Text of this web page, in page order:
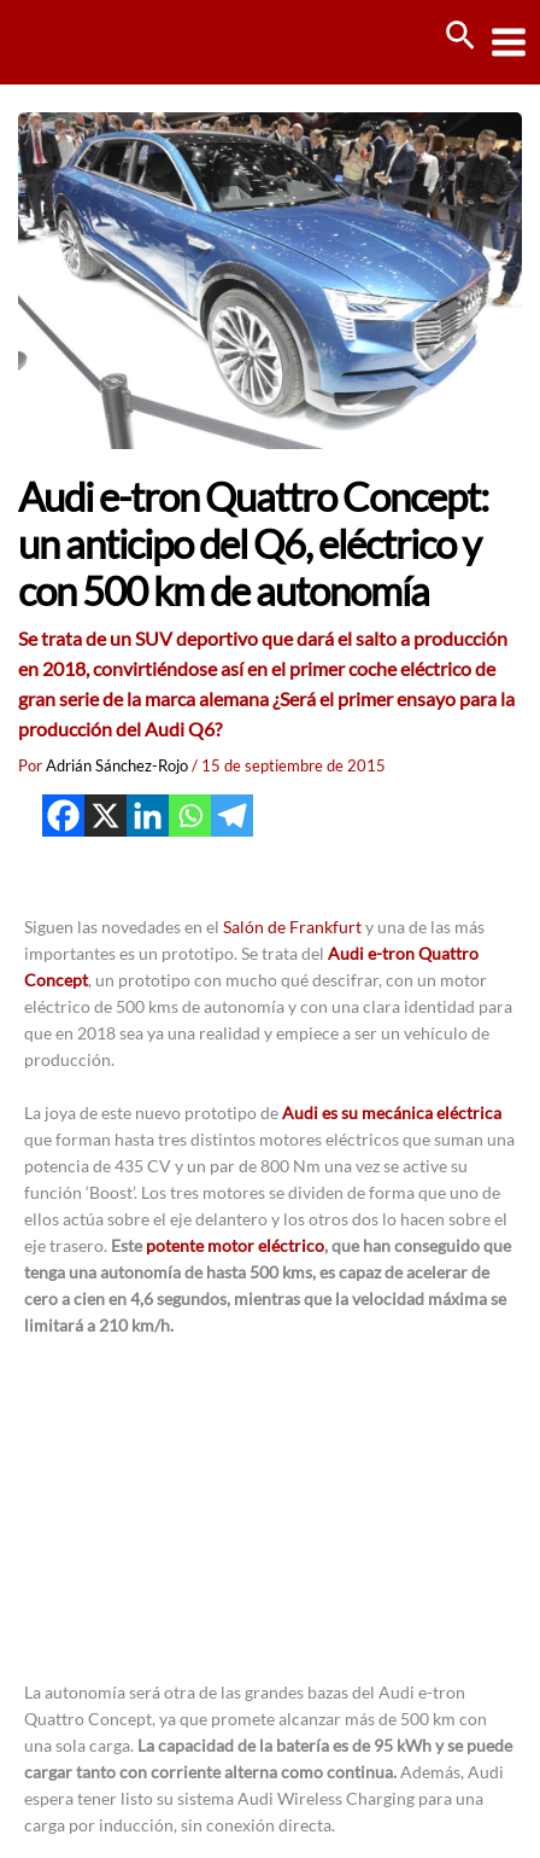
Audi e-tron Quattro Concept:
un anticipo del Q6, eléctrico y
con 500 km de autonomía
Se trata de un SUV deportivo que dará el salto a producción
en 2018, convirtiéndose así en el primer coche eléctrico de
gran serie de la marca alemana ¿Será el primer ensayo para la
producción del Audi Q6?
PorAdrián Sánchez-Rojo/ 15 de septiembre de 2015
Siguen las novedades en el Salón de Frankfurty una de las más
importantes es un prototipo. Se trata del Audi e-tron Quattro
Concept, un prototipo con mucho qué descifrar, con un motor
eléctrico de 500 kms de autonomía y con una clara identidad para
que en 2018 sea ya una realidad y empiece a ser un vehículo de
producción.
La joya de este nuevo prototipo deAudi es su mecánica eléctrica
que forman hasta tres distintos motores eléctricos que suman una
potencia de 435 CV y un par de 800 Nm una vez se active su
función ‘Boost’. Los tres motores se dividen de forma que uno de
ellos actúa sobre el eje delantero y los otros dos lo hacen sobre el
eje trasero. Estepotente motor eléctrico, que han conseguido que
tenga una autonomía de hasta 500 kms, es capaz de acelerar de
cero a cien en 4,6 segundos, mientras que la velocidad máxima se
limitará a 210 km/h.
La autonomía será otra de las grandes bazas del Audi e-tron
Quattro Concept, ya que promete alcanzar más de 500 km con
una sola carga. La capacidad de la batería es de 95 kWh y se puede
cargar tanto con corriente alterna como continua.Además, Audi
espera tener listo su sistema Audi Wireless Charging para una
carga por inducción, sin conexión directa.